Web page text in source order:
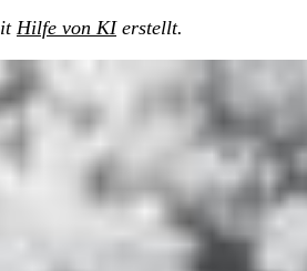
Hilfe von KIerstellt.